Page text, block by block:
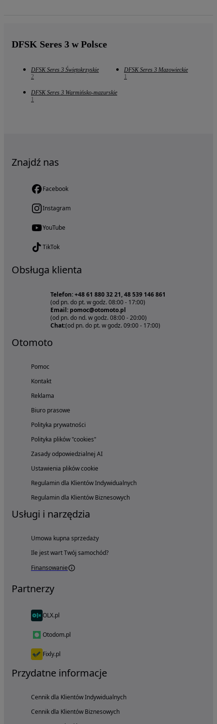
DFSK Seres 3 w Polsce
DFSK Seres 3 Świętokrzyskie
2
DFSK Seres 3 Mazowieckie
1
DFSK Seres 3 Warmińsko-mazurskie
1
Znajdź nas
Facebook
Instagram
YouTube
TikTok
Obsługa klienta
Telefon: +48 61 880 32 21, 48 539 146 861
(od pn. do pt. w godz. 08:00 - 17:00)
Email: pomoc@otomoto.pl
(od pn. do nd. w godz. 08:00 - 20:00)
Chat:(od pn. do pt. w godz. 09:00 - 17:00)
Otomoto
Pomoc
Kontakt
Reklama
Biuro prasowe
Polityka prywatności
Polityka plików "cookies"
Zasady odpowiedzialnej AI
Ustawienia plików cookie
Regulamin dla Klientów Indywidualnych
Regulamin dla Klientów Biznesowych
Usługi i narzędzia
Umowa kupna sprzedaży
Ile jest wart Twój samochód?
Finansowanie
Partnerzy
OLX.pl
Otodom.pl
Fixly.pl
Przydatne informacje
Cennik dla Klientów Indywidualnych
Cennik dla Klientów Biznesowych